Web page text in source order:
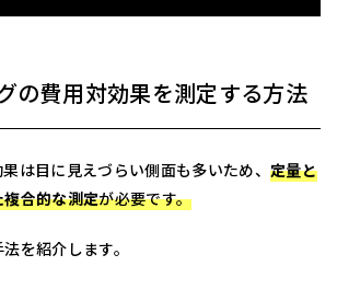
の費用対効果を測定する方法
は目に見えづらい側面も多いため、定量と
合的な測定が必要です。
を紹介します。